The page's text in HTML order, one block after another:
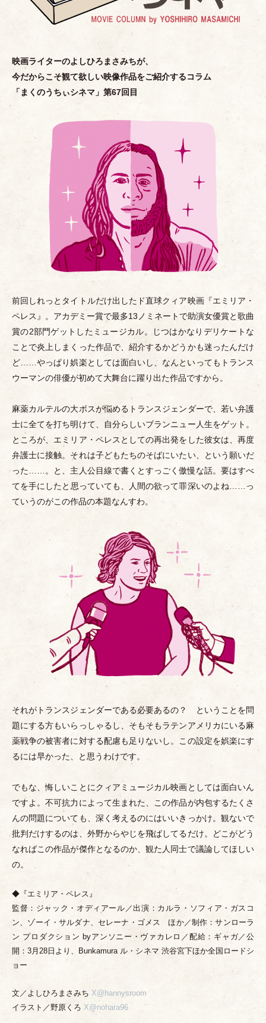
映画ライターのよしひろまさみちが、
今だからこそ観て欲しい映像作品をご紹介するコラム
「まくのうちぃシネマ 」 第67回目
前回しれっとタイトルだけ出したド直球クィア映画『エミリア ・
ペレス』。アカデミー賞で最多13ノミネートで助演女優賞と歌曲
賞の2部門ゲットしたミュージカル。じつはかなりデリケートな
ことで炎上しまくった作品で、紹介するかどうかも迷ったんだけ
ど……やっぱり娯楽としては面白いし、なんといってもトランス
ウーマンの俳優が初めて大舞台に躍り出た作品ですから。
麻薬カルテルの大ボスが悩めるトランスジェンダーで、若い弁護
士に全てを打ち明けて、自分らしいブランニュー人生をゲット。
ところが、エミリア ・ ペレスとしての再出発をした彼女は、再度
弁護士に接触。それは子どもたちのそばにいたい、という願いだ
った……。と、主人公目線で書くとすっごく傲慢な話。要はすべ
てを手にしたと思っていても、人間の欲って罪深いのよね……っ
ていうのがこの作品の本題なんすわ。
それがトランスジェンダーである必要あるの？ ということを問
題にする方もいらっしゃるし、そもそもラテンアメリカにいる麻
薬戦争の被害者に対する配慮も足りないし。この設定を娯楽にす
るには早かった、と思うわけです。
でもな、悔しいことにクィアミュージカル映画としては面白いん
ですよ。不可抗力によって生まれた、この作品が内包するたくさ
んの問題についても、深く考えるのにはいいきっかけ。観ないで
批判だけするのは、外野からやじを飛ばしてるだけ。どこがどう
なればこの作品が傑作となるのか、観た人同士で議論してほしい
の。
◆『エミリア ・ ペレス』
監督：ジャック ・ オディアール／出演：カルラ ・ ソフィア ・ ガスコ
ン、ゾーイ ・サルダナ、セレーナ ・ ゴメス ほか／制作：サンローラ
ン プロダクション byアンソニー ・ ヴァカレロ／配給：ギャガ／公
開：3月28日より、Bunkamura ル ・ シネマ 渋谷宮下ほか全国ロードシ
ョー
文／よしひろまさみち X@hannysroom
イラスト／野原くろ X@nohara96